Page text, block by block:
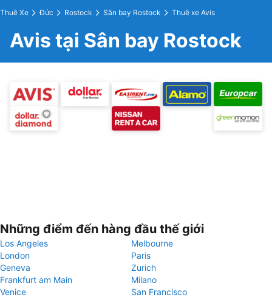
Thuê Xe Đức Rostock Sân bay Rostock Thuê xe Avis
Avis tại Sân bay Rostock
Những điểm đến hàng đầu thế giới
Los Angeles
Melbourne
London
Paris
Geneva
Zurich
Frankfurt am Main
Milano
Venice
San Francisco